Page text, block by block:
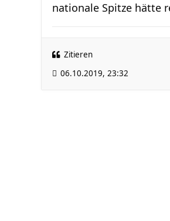
nationale Spitze hätte
Zitieren
06.10.2019, 23:32